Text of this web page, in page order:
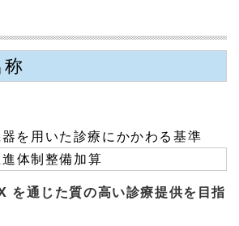
器を用いた診療にかかわる基準
体制整備加算
を通じた質の高い診療提供を目指